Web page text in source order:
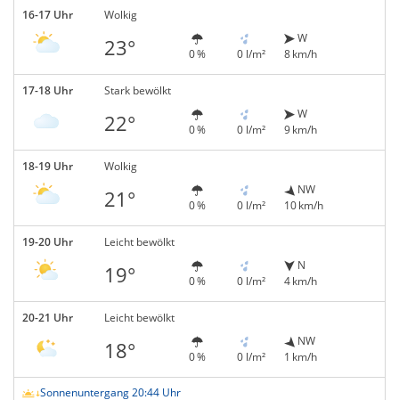
16-17 Uhr Wolkig
23° 0 % 0 l/m²
W
8 km/h
17-18 Uhr Stark bewölkt
22° 0 % 0 l/m²
W
9 km/h
18-19 Uhr Wolkig
21° 0 % 0 l/m²
NW
10 km/h
19-20 Uhr Leicht bewölkt
19° 0 % 0 l/m²
N
4 km/h
20-21 Uhr Leicht bewölkt
18° 0 % 0 l/m²
NW
1 km/h
Sonnenuntergang 20:44 Uhr